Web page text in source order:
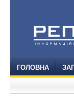
ГОЛОВНА